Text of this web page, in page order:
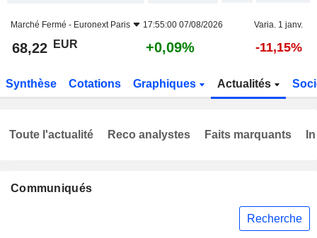
Marché Fermé - Euronext Paris 17:55:00 07/08/2026 Varia. 1 janv.
68,22 EUR +0,09% -11,15%
Synthèse Cotations Graphiques Actualités
Communiqués
Recherche
Toute l'actualité Reco analystes Faits marquants